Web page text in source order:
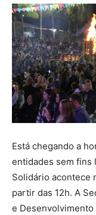
Está chegando a
entidades sem fins
Solidário acontece
partir das 12h. A
e